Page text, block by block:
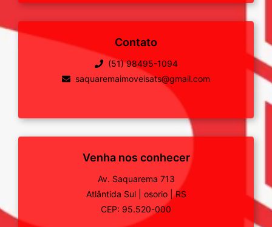
Contato
(51) 98495-1094
saquaremaimoveisats@gmail.com
Venha nos conhecer
Av. Saquarema 713
Atlântida Sul
osorio
RS
CEP: 95.520-000